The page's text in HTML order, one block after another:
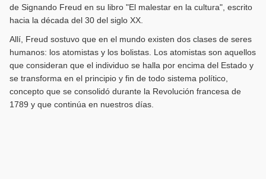
de Signando Freud en su libro "El malestar en la cultura", escrito
hacia la década del 30 del siglo XX.
Allí, Freud sostuvo que en el mundo existen dos clases de seres
humanos: los atomistas y los bolistas. Los atomistas son aquellos
que consideran que el individuo se halla por encima del Estado y
se transforma en el principio y fin de todo sistema político,
concepto que se consolidó durante la Revolución francesa de
1789 y que continúa en nuestros días.